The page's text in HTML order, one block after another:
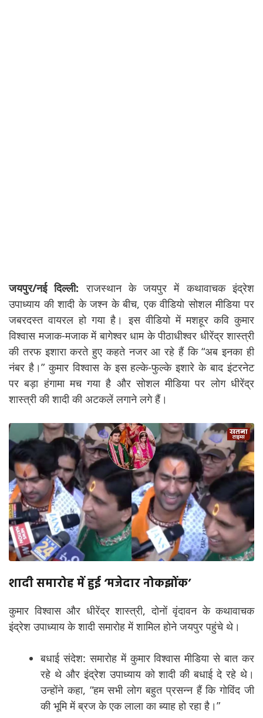
जयपुर/नई दिल्ली: राजस्थान के जयपुर में कथावाचक इंद्रेश
उपाध्याय की शादी के जश्न के बीच, एक वीडियो सोशल मीडिया पर
जबरदस्त वायरल हो गया है। इस वीडियो में मशहूर कवि कुमार
विश्वास मजाक-मजाक में बागेश्वर धाम के पीठाधीश्वर धीरेंद्र शास्त्री
की तरफ इशारा करते हुए कहते नजर आ रहे हैं कि “अब इनका ही
नंबर है।” कुमार विश्वास के इस हल्के-फुल्के इशारे के बाद इंटरनेट
पर बड़ा हंगामा मच गया है और सोशल मीडिया पर लोग धीरेंद्र
शास्त्री की शादी की अटकलें लगाने लगे हैं।
शादी समारोह में हुई ‘मजेदार नोकझोंक’
कुमार विश्वास और धीरेंद्र शास्त्री, दोनों वृंदावन के कथावाचक
इंद्रेश उपाध्याय के शादी समारोह में शामिल होने जयपुर पहुंचे थे।
बधाई संदेश: समारोह में कुमार विश्वास मीडिया से बात कर
रहे थे और इंद्रेश उपाध्याय को शादी की बधाई दे रहे थे।
उन्होंने कहा, “हम सभी लोग बहुत प्रसन्न हैं कि गोविंद जी
की भूमि में ब्रज के एक लाला का ब्याह हो रहा है।”